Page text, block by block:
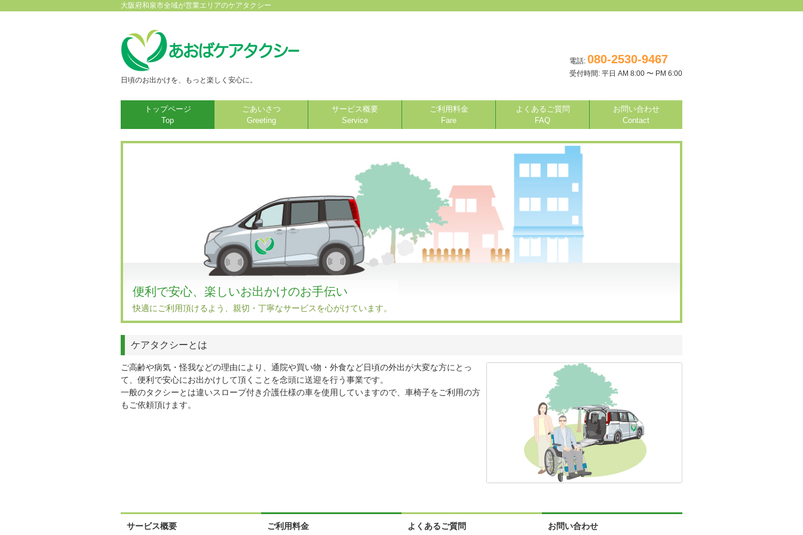
大阪府和泉市全域が営業エリアのケアタクシー
日頃のお出かけを、もっと楽しく安心に。
電話: 080-2530-9467
受付時間: 平日 AM 8:00 〜 PM 6:00
トップページ
Top
ごあいさつ
Greeting
サービス概要
Service
ご利用料金
Fare
よくあるご質問
FAQ
お問い合わせ
Contact
便利で安心、楽しいお出かけのお手伝い
快適にご利用頂けるよう、親切・丁寧なサービスを心がけています。
ケアタクシーとは
ご高齢や病気・怪我などの理由により、通院や買い物・外食など日頃の外出が大変な方にとっ
て、便利で安心にお出かけして頂くことを念頭に送迎を行う事業です。
一般のタクシーとは違いスロープ付き介護仕様の車を使用していますので、車椅子をご利用の方
もご依頼頂けます。
サービス概要 ご利用料金 よくあるご質問 お問い合わせ